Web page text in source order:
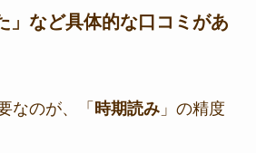
」など具体的な口コミがあ
なのが、「 時期読み」の精度